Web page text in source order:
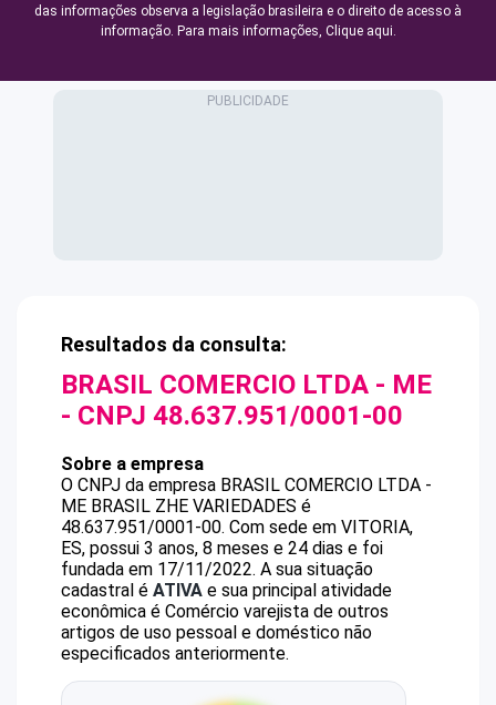
das informações observa a legislação brasileira e o direito de acesso à
informação. Para mais informações, Clique aqui.
Resultados da consulta:
BRASIL COMERCIO LTDA - ME
- CNPJ 48.637.951/0001-00
Sobre a empresa
O CNPJ da empresa BRASIL COMERCIO LTDA -
ME BRASIL ZHE VARIEDADES é
48.637.951/0001-00. Com sede em VITORIA,
ES, possui 3 anos, 8 meses e 24 dias e foi
fundada em 17/11/2022. A sua situação
cadastral é ATIVA e sua principal atividade
econômica é Comércio varejista de outros
artigos de uso pessoal e doméstico não
especificados anteriormente.